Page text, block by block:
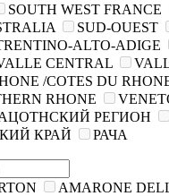
SOUTH WEST FRANCE
SUD-OUEST
ALTO-ADIGE
CENTRAL
/COTES DU
RHONE
РЕГИОН
КРАЙ
РАЧА
AMARONE